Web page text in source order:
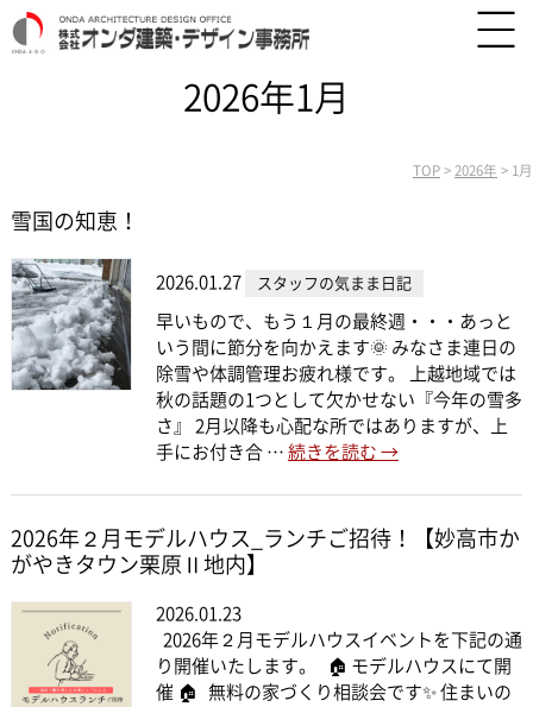
2026年1月
TOP > 2026年 > 1月
雪国の知恵！
2026.01.27 スタッフの気まま日記
早いもので、もう１月の最終週・・・あっと
いう間に節分を向かえます🌞 みなさま連日の
除雪や体調管理お疲れ様です。 上越地域では
秋の話題の1つとして欠かせない『今年の雪多
さ』 2月以降も心配な所ではありますが、上
手にお付き合 … 続きを読む →
2026年２月モデルハウス_ランチご招待！【妙高市か
がやきタウン栗原Ⅱ地内】
2026.01.23
2026年２月モデルハウスイベントを下記の通
り開催いたします。 🏠 モデルハウスにて開
催 🏠 無料の家づくり相談会です✨ 住まいの